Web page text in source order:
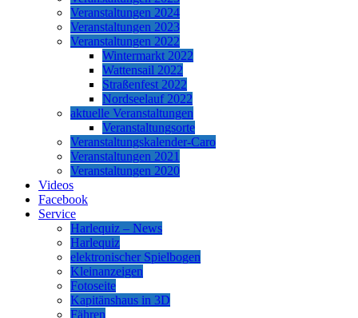
Veranstaltungen 2024
Veranstaltungen 2023
Veranstaltungen 2022
Wintermarkt 2022
Wattensail 2022
Straßenfest 2022
Nordseelauf 2022
aktuelle Veranstaltungen
Veranstaltungsorte
Veranstaltungskalender-Caro
Veranstaltungen 2021
Veranstaltungen 2020
Videos
Facebook
Service
Harlequiz – News
Harlequiz
elektronischer Spielbogen
Kleinanzeigen
Fotoseite
Kapitänshaus in 3D
Fähren